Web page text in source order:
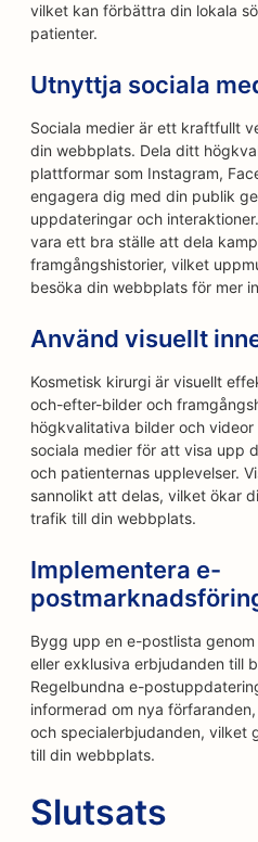
vilket kan förbättra din lokala
patienter.
Utnyttja sociala
Sociala medier är ett kraftfullt
din webbplats. Dela ditt
plattformar som Instagram,
engagera dig med din publik
uppdateringar och
vara ett bra ställe att dela
framgångshistorier, vilket
besöka din webbplats för mer
Använd visuellt
Kosmetisk kirurgi är visuellt
och-efter-bilder och
högkvalitativa bilder och
sociala medier för att visa upp
och patienternas upplevelser.
sannolikt att delas, vilket ökar
trafik till din webbplats.
Implementera e-
Bygg upp en e-postlista
eller exklusiva erbjudanden till
Regelbundna e-
informerad om nya
och specialerbjudanden, vilket
till din webbplats.
Slutsats